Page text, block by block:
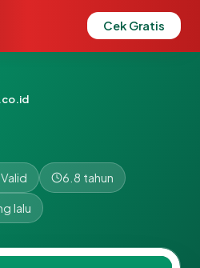
Cek Gratis
6.8 tahun
lalu